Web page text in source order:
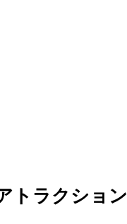
トラクション